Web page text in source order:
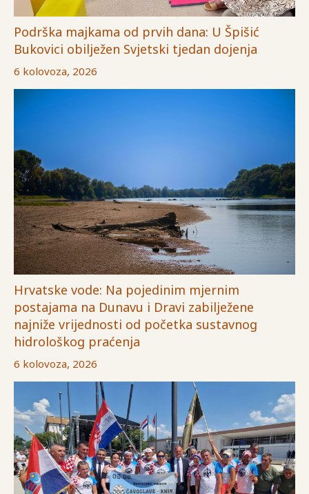
Podrška majkama od prvih dana: U Špišić
Bukovici obilježen Svjetski tjedan dojenja
6 kolovoza, 2026
Hrvatske vode: Na pojedinim mjernim
postajama na Dunavu i Dravi zabilježene
najniže vrijednosti od početka sustavnog
hidrološkog praćenja
6 kolovoza, 2026